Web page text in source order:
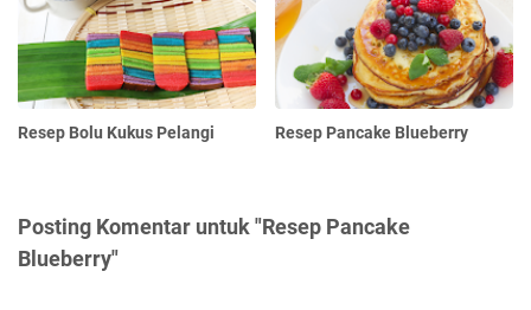
Resep Bolu Kukus Pelangi Resep Pancake Blueberry
Posting Komentar untuk "Resep Pancake
Blueberry"